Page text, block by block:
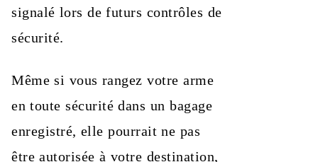
signalé lors de futurs contrôles de
sécurité.
Même si vous rangez votre arme
en toute sécurité dans un bagage
enregistré, elle pourrait ne pas
être autorisée à votre destination,